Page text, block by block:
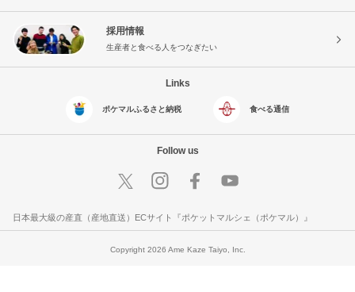
採用情報
生産者と食べる人をつなぎたい
Links
ポケマルふるさと納税 食べる通信
Follow us
日本最大級の産直（産地直送）ECサイト『ポケットマルシェ（ポケマル）』
Copyright 2026 Ame Kaze Taiyo, Inc.